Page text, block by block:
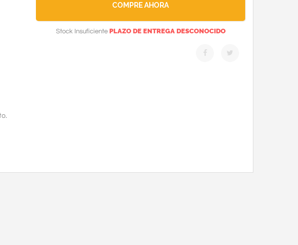
COMPRE AHORA
Stock Insuficiente PLAZO DE ENTREGA DESCONOCIDO